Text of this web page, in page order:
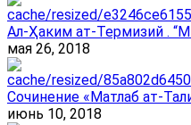
Ал-Ҳаким ат-Термизий .
мая 26, 2018
Сочинение «Матлаб ат-
июнь 10, 2018